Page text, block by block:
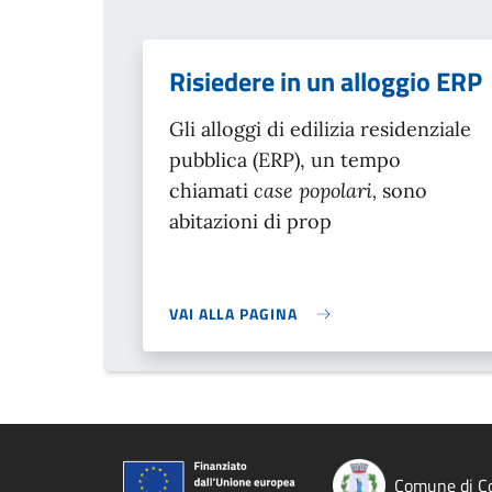
Risiedere in un alloggio ERP
Gli alloggi di edilizia residenziale
pubblica (ERP), un tempo
chiamati case popolari, sono
abitazioni di prop
VAI ALLA PAGINA
Comune di